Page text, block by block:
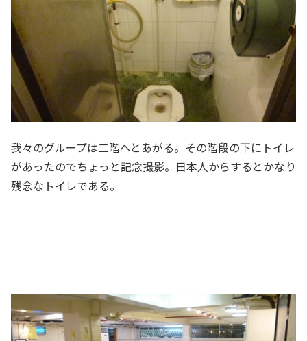
我々のグループは二階へとあがる。その階段の下にトイレ
があったのでちょっと記念撮影。日本人からするとかなり
残念なトイレである。